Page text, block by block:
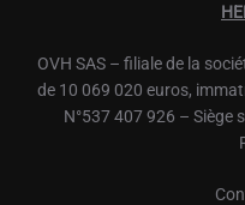
OVH SAS – filiale de la
de 10 069 020 euros,
N°537 407 926 – Siège